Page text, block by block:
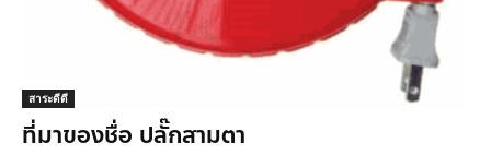
สาระดีดี
ที่มาของชื่อ ปลั๊กสามตา